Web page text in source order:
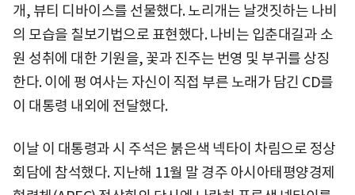
개, 뷰티 디바이스를 선물했다. 노리개는 날갯짓하는 나비
의 모습을 칠보기법으로 표현했다. 나비는 입춘대길과 소
원 성취에 대한 기원을, 꽃과 진주는 번영 및 부귀를 상징
한다. 이에 펑 여사는 자신이 직접 부른 노래가 담긴 CD를
이 대통령 내외에 전달했다.
이날 이 대통령과 시 주석은 붉은색 넥타이 차림으로 정상
회담에 참석했다. 지난해 11월 말 경주 아시아태평양경제